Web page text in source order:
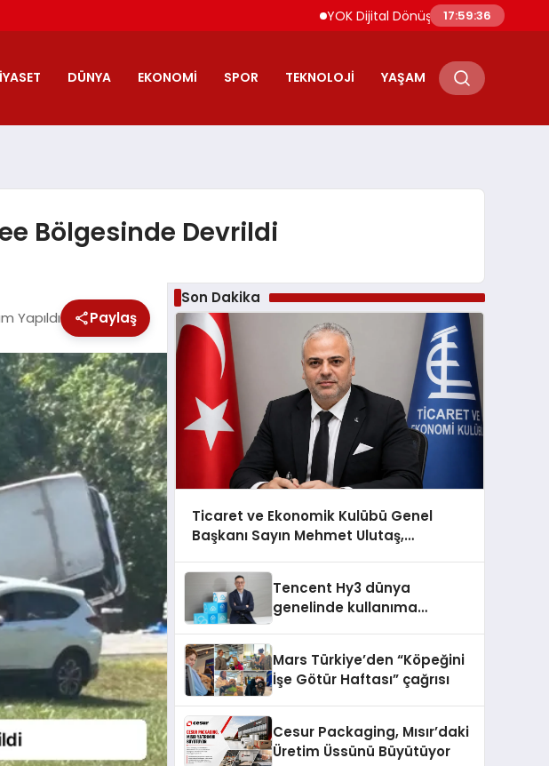
YOK Dijital Dönüşüm İçin Bilişim
17:59:37
DÜNYA EKONOMI SPOR TEKNOLOJI YAŞAM
Bölgesinde Devrildi
Yapıldı Paylaş
Son Dakika
Ticaret ve Ekonomik Kulübü Genel
Başkanı Sayın Mehmet Ulutaş,
şunları kaydetti:
Tencent Hy3 dünya
genelinde kullanıma
Mars Türkiye’den “Köpeğini
İşe Götür Haftası” çağrısı
Cesur Packaging, Mısır’daki
Üretim Üssünü Büyütüyor